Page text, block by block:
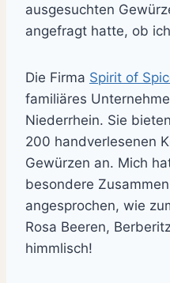
ausgesuchten
angefragt hatte, ob
Die Firma Spirit of
familiäres
Niederrhein. Sie
200 handverlesenen
Gewürzen an. Mich
besondere
angesprochen, wie
Rosa Beeren,
himmlisch!